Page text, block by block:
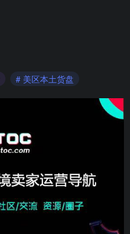
# 美区本土货盘